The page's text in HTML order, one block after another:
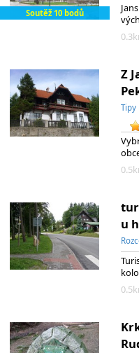
Soutěž 10 bodů
Z
Tipy
u